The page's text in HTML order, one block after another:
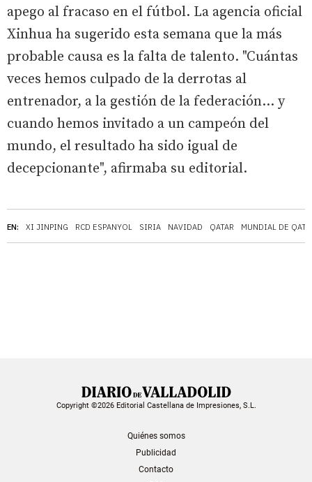
EN: XI JINPING RCD ESPANYOL SIRIA NAVIDAD QATAR MUNDIAL DE
apego al fracaso en el fútbol. La agencia oficial
Xinhua ha sugerido esta semana que la más
probable causa es la falta de talento. "Cuántas
veces hemos culpado de la derrotas al
entrenador, a la gestión de la federación… y
cuando hemos invitado a un campeón del
mundo, el resultado ha sido igual de
decepcionante", afirmaba su editorial.
Copyright ©2026 Editorial Castellana de Impresiones, S.L.
Quiénes somos
Publicidad
Contacto